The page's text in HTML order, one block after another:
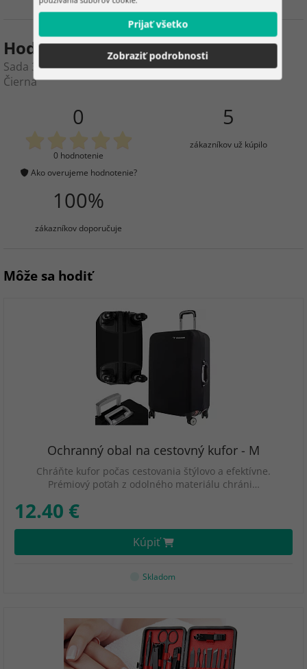
Hodnotenie produktu
Sada 3 cestovných kufrov na kolieskach 39 l, 70 l, 99 l –
Čierna
0
0 hodnotenie
Ako overujeme hodnotenie?
5
zákazníkov už kúpilo
100%
zákazníkov doporučuje
Môže sa hodiť
Ochranný obal na cestovný kufor - M
Chráňte kufor počas cestovania štýlovo a efektívne.
Prémiový poťah z odolného materiálu chráni…
12.40 €
Kúpiť
Skladom
Prijať všetko
Zobraziť podrobnosti